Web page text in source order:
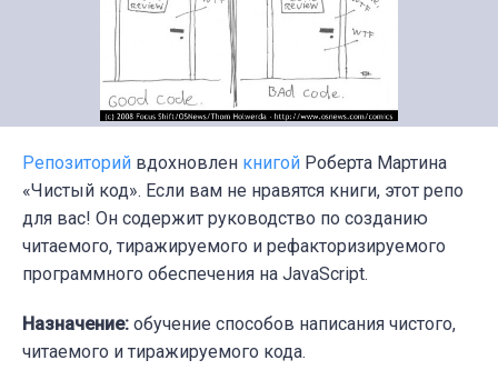
Репозиторий вдохновлен книгой Роберта Мартина
«Чистый код». Если вам не нравятся книги, этот репо
для вас! Он содержит руководство по созданию
читаемого, тиражируемого и рефакторизируемого
программного обеспечения на JavaScript.
Назначение: обучение способов написания чистого,
читаемого и тиражируемого кода.